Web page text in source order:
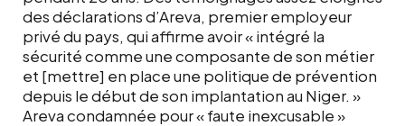
des déclarations d’Areva, premier employeur
privé du pays, qui affirme avoir « intégré la
sécurité comme une composante de son métier
et [mettre] en place une politique de prévention
depuis le début de son implantation au Niger. »
Areva condamnée pour « faute inexcusable »